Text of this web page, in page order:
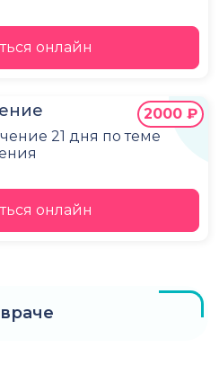
онлайн
21 дня по теме
2000 ₽
онлайн